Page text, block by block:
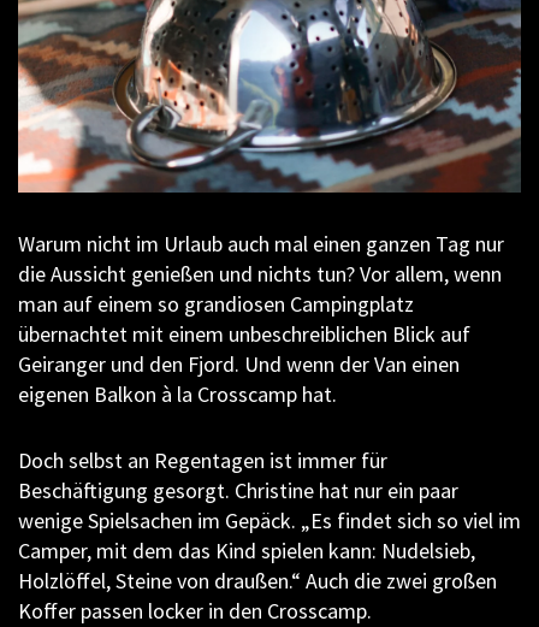
Warum nicht im Urlaub auch mal einen ganzen Tag nur
die Aussicht genießen und nichts tun? Vor allem, wenn
man auf einem so grandiosen Campingplatz
übernachtet mit einem unbeschreiblichen Blick auf
Geiranger und den Fjord. Und wenn der Van einen
eigenen Balkon à la Crosscamp hat.
Doch selbst an Regentagen ist immer für
Beschäftigung gesorgt. Christine hat nur ein paar
wenige Spielsachen im Gepäck. „Es findet sich so viel im
Camper, mit dem das Kind spielen kann: Nudelsieb,
Holzlöffel, Steine von draußen.“ Auch die zwei großen
Koffer passen locker in den Crosscamp.